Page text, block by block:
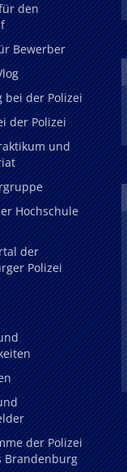
den
Bewerber
bei der Polizei
der Polizei
und
Hochschule
der
Polizei
der Polizei
Brandenburg